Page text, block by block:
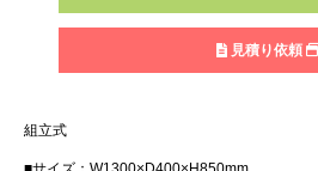
見積り依頼
組立式